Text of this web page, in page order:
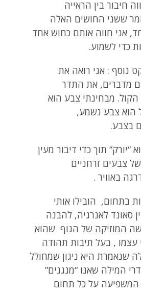
חיבור בין הראייה
ששני החושים האלה
אני חווה אותם כחוש אחד
כדי לשמוע.
נוסף : אני רואה את
מדברים, את התדר
הקול. מבחינתי צבע הוא
הוא צבע נשמע,
בצבע.
תוך כדי דיבור מעין
צבעים זרחניים
באוויר .
בתחום, הובילו אותי
סאונד לאנרגיה, להבנה
המוזיקה של הגוף שהוא
עצמו , בעל תיבות תהודה
שנאמרת היא ניגון שמחולל
המילה שאנו “מנגנים”
המשפיעה על כל תחום